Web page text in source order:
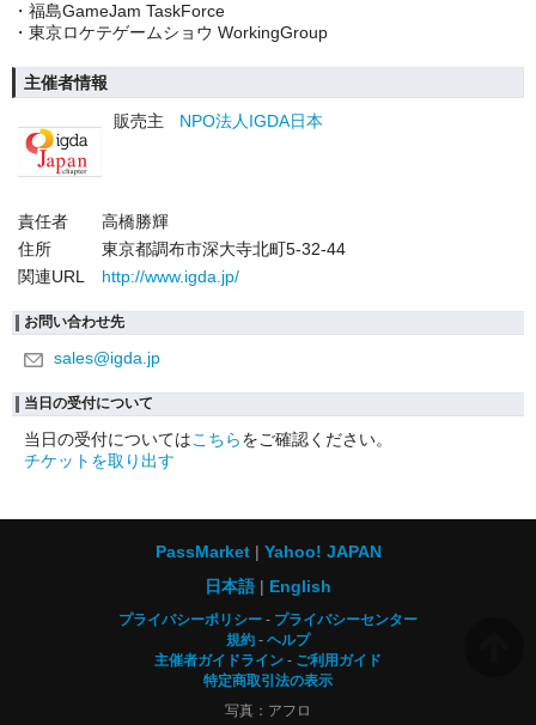
・福島GameJam TaskForce
・東京ロケテゲームショウ WorkingGroup
主催者情報
販売主
NPO法人IGDA日本
責任者
高橋勝輝
住所
東京都調布市深大寺北町5-32-44
関連URL
http://www.igda.jp/
お問い合わせ先
sales@igda.jp
当日の受付について
当日の受付についてはこちらをご確認ください。
チケットを取り出す
PassMarket
Yahoo! JAPAN
日本語
English
プライバシーポリシー
プライバシーセンター
規約
ヘルプ
主催者ガイドライン
ご利用ガイド
特定商取引法の表示
写真：アフロ